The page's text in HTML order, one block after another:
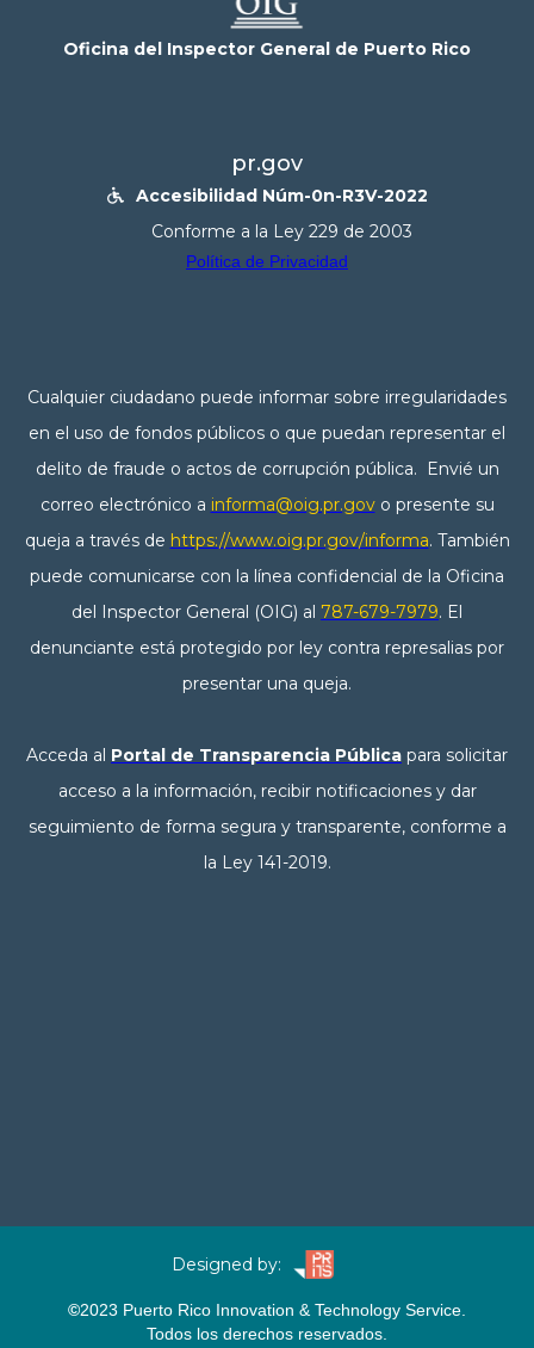
Oficina del Inspector General de Puerto Rico
pr.gov

Accesibilidad Núm-0n-R3V-2022
Conforme a la Ley 229 de 2003
Política de Privacidad
Cualquier ciudadano puede informar sobre irregularidades
en el uso de fondos públicos o que puedan representar el
delito de fraude o actos de corrupción pública. Envié un
correo electrónico a informa@oig.pr.govo presente su
queja a través de https://www.oig.pr.gov/informa. También
puede comunicarse con la línea confidencial de la Oficina
del Inspector General (OIG) al 787-679-7979. El
denunciante está protegido por ley contra represalias por
presentar una queja.
Acceda al Portal de Transparencia Pública para solicitar
acceso a la información, recibir notificaciones y dar
seguimiento de forma segura y transparente, conforme a
la Ley 141-2019.
©2023 Puerto Rico Innovation & Technology Service.
Todos los derechos reservados.
Designed by: